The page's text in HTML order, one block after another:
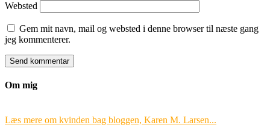
Websted
Gem mit navn, mail og websted i denne browser til næste gang
jeg kommenterer.
Om mig
Læs mere om kvinden bag bloggen, Karen M. Larsen...